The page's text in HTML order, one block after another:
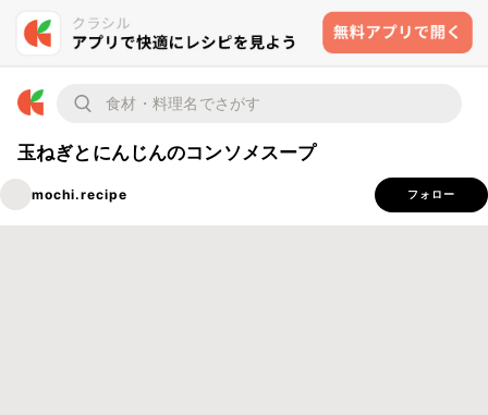
玉ねぎとにんじんのコンソメスープ
mochi.recipe フォロー